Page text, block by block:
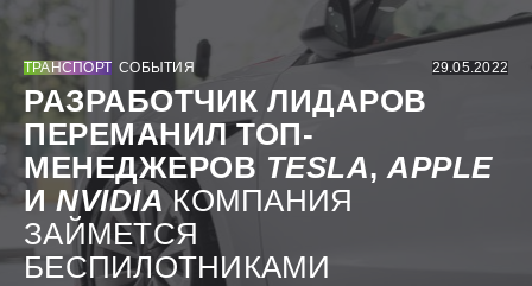
ТРАНСПОРТ СОБЫТИЯ 29.05.2022
РАЗРАБОТЧИК ЛИДАРОВ
ПЕРЕМАНИЛ ТОП-
МЕНЕДЖЕРОВ TESLA,APPLE
ИNVIDIAКОМПАНИЯ
ЗАЙМЕТСЯ
БЕСПИЛОТНИКАМИ